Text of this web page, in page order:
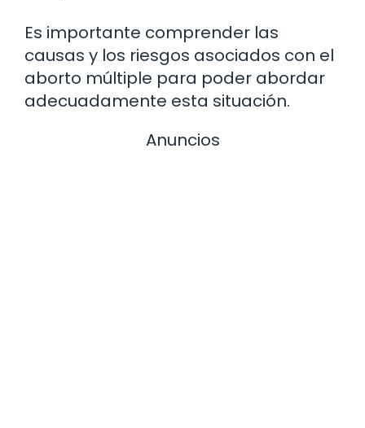
Es importante comprender las
causas y los riesgos asociados con el
aborto múltiple para poder abordar
adecuadamente esta situación.
Anuncios